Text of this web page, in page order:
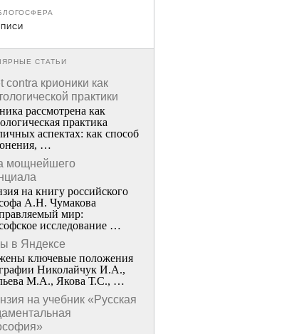
СТАТЬИ
contra крионики как
практики
рассмотрена как
практика
аспектах: как способ
…
мощнейшего
на книгу российского
А.Н. Чумакова
мир:
исследование …
в Яндексе
ключевые положения
Николайчук И.А.,
М.А., Якова Т.С., …
на учебник «Русская